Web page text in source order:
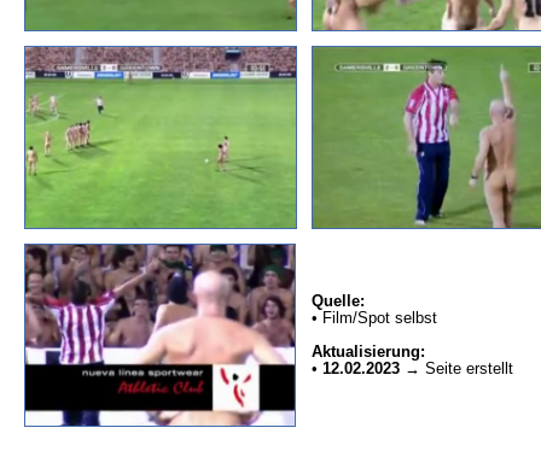
Quelle:
• Film/Spot selbst
Aktualisierung:
• 12.02.2023 → Seite erstellt